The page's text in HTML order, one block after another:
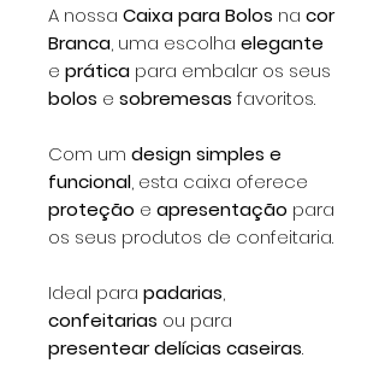
A nossa Caixa para Bolos na cor
Branca, uma escolha elegante
e prática para embalar os seus
bolos e sobremesas favoritos.
Com um design simples e
funcional, esta caixa oferece
proteção e apresentação para
os seus produtos de confeitaria.
Ideal para padarias,
confeitarias ou para
presentear delícias caseiras.